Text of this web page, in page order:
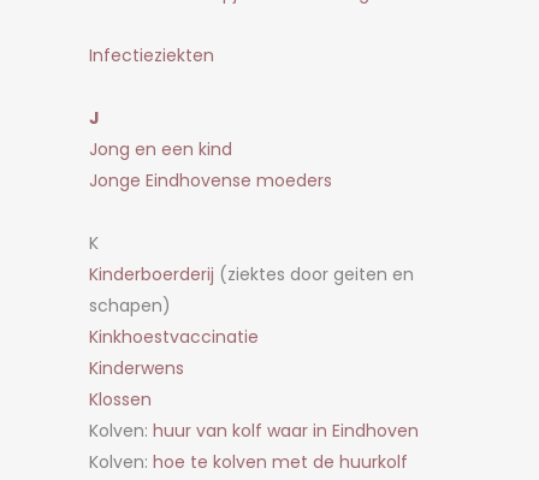
Infectieziekten
J
Jong en een kind
Jonge Eindhovense moeders
K
Kinderboerderij (ziektes door geiten en
schapen)
Kinkhoestvaccinatie
Kinderwens
Klossen
Kolven: huur van kolf waar in Eindhoven
Kolven: hoe te kolven met de huurkolf